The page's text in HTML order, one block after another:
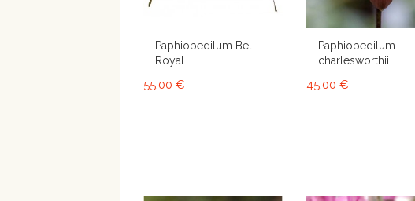
Paphiopedilum Bel
Royal
55,00 €
Paphiopedilum
charlesworthii
45,00 €